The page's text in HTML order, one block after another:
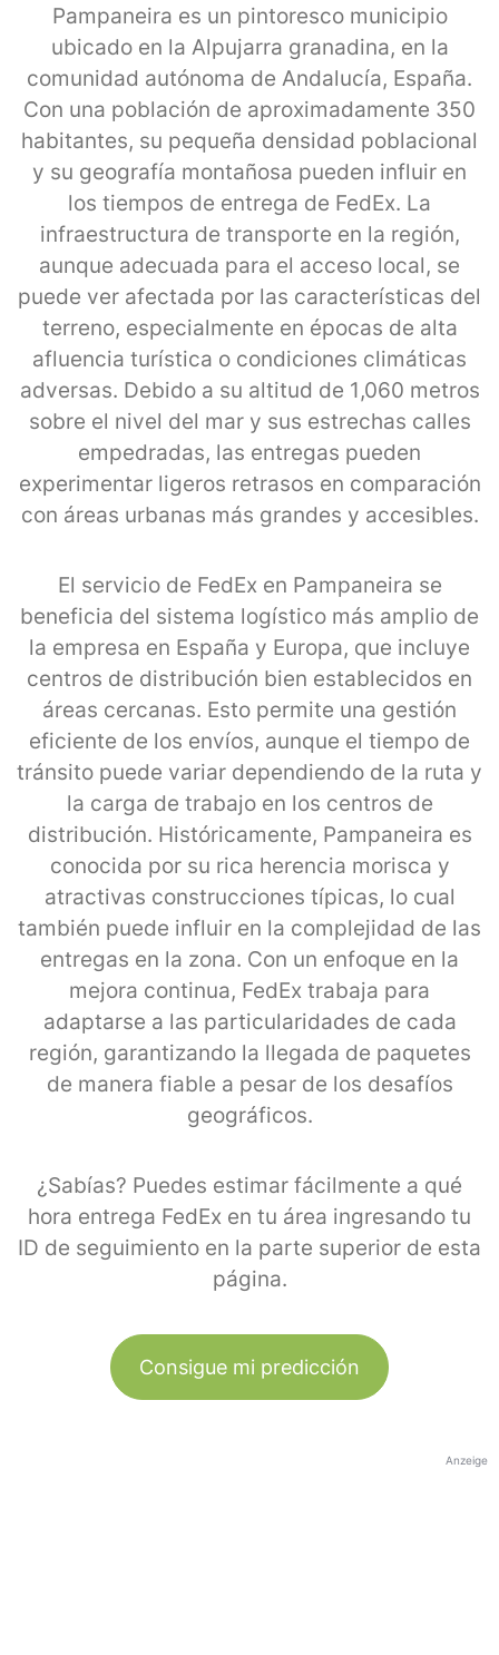
Pampaneira es un pintoresco municipio
ubicado en la Alpujarra granadina, en la
comunidad autónoma de Andalucía, España.
Con una población de aproximadamente 350
habitantes, su pequeña densidad poblacional
y su geografía montañosa pueden influir en
los tiempos de entrega de FedEx. La
infraestructura de transporte en la región,
aunque adecuada para el acceso local, se
puede ver afectada por las características del
terreno, especialmente en épocas de alta
afluencia turística o condiciones climáticas
adversas. Debido a su altitud de 1,060 metros
sobre el nivel del mar y sus estrechas calles
empedradas, las entregas pueden
experimentar ligeros retrasos en comparación
con áreas urbanas más grandes y accesibles.
El servicio de FedEx en Pampaneira se
beneficia del sistema logístico más amplio de
la empresa en España y Europa, que incluye
centros de distribución bien establecidos en
áreas cercanas. Esto permite una gestión
eficiente de los envíos, aunque el tiempo de
tránsito puede variar dependiendo de la ruta y
la carga de trabajo en los centros de
distribución. Históricamente, Pampaneira es
conocida por su rica herencia morisca y
atractivas construcciones típicas, lo cual
también puede influir en la complejidad de las
entregas en la zona. Con un enfoque en la
mejora continua, FedEx trabaja para
adaptarse a las particularidades de cada
región, garantizando la llegada de paquetes
de manera fiable a pesar de los desafíos
geográficos.
¿Sabías? Puedes estimar fácilmente a qué
hora entrega FedEx en tu área ingresando tu
ID de seguimiento en la parte superior de esta
página.
Consigue mi predicción
Anzeige